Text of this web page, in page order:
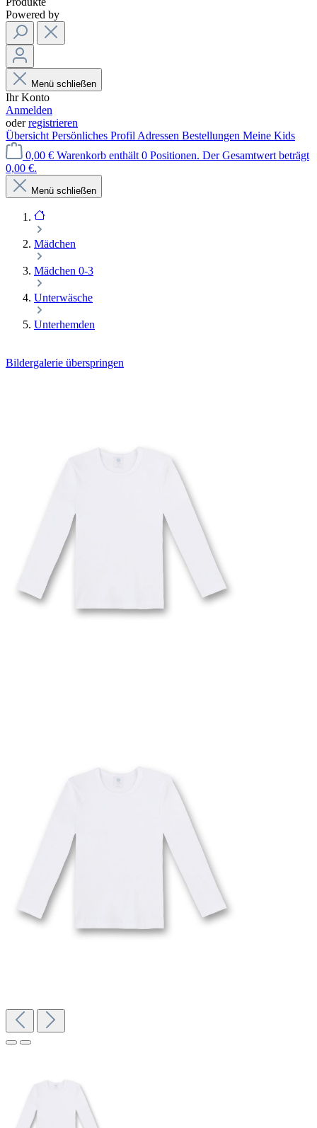
Powered by
Menü schließen
Ihr Konto
Anmelden
oderregistrieren
Übersicht Persönliches Profil Adressen Bestellungen Meine Kids
0,00 € Warenkorb enthält 0 Positionen. Der Gesamtwert beträgt
0,00 €.
Menü schließen
Mädchen
Mädchen 0-3
Unterwäsche
Unterhemden
Bildergalerie überspringen